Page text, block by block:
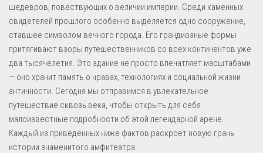
шедевров, повествующих о величии империи. Среди каменных
свидетелей прошлого особенно выделяется одно сооружение,
ставшее символом вечного города. Его грандиозные формы
притягивают взоры путешественников со всех континентов уже
два тысячелетия. Это здание не просто впечатляет масштабами
— оно хранит память о нравах, технологиях и социальной жизни
античности. Сегодня мы отправимся в увлекательное
путешествие сквозь века, чтобы открыть для себя
малоизвестные подробности об этой легендарной арене.
Каждый из приведенных ниже фактов раскроет новую грань
истории знаменитого амфитеатра.